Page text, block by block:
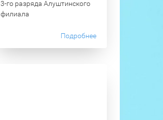
3-го разряда Алуштинского
филиала
Подробнее